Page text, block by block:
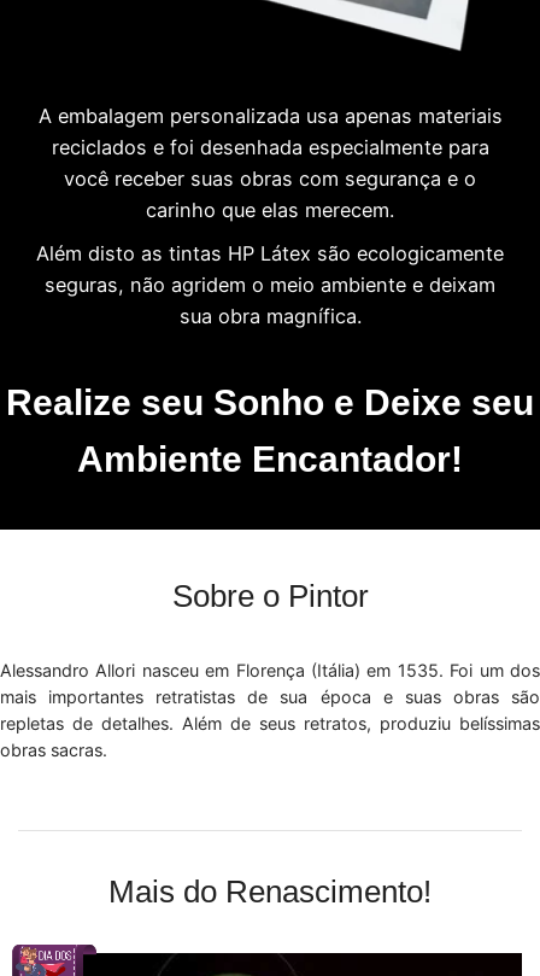
A embalagem personalizada usa apenas materiais
reciclados e foi desenhada especialmente para
você receber suas obras com segurança e o
carinho que elas merecem.
Além disto as tintas HP Látex são ecologicamente
seguras, não agridem o meio ambiente e deixam
sua obra magnífica.
Realize seu Sonho e Deixe seu
Ambiente Encantador!
Sobre o Pintor
Alessandro Allori nasceu em Florença (Itália) em 1535. Foi um dos
mais importantes retratistas de sua época e suas obras são
repletas de detalhes. Além de seus retratos, produziu belíssimas
obras sacras.
Mais do Renascimento!